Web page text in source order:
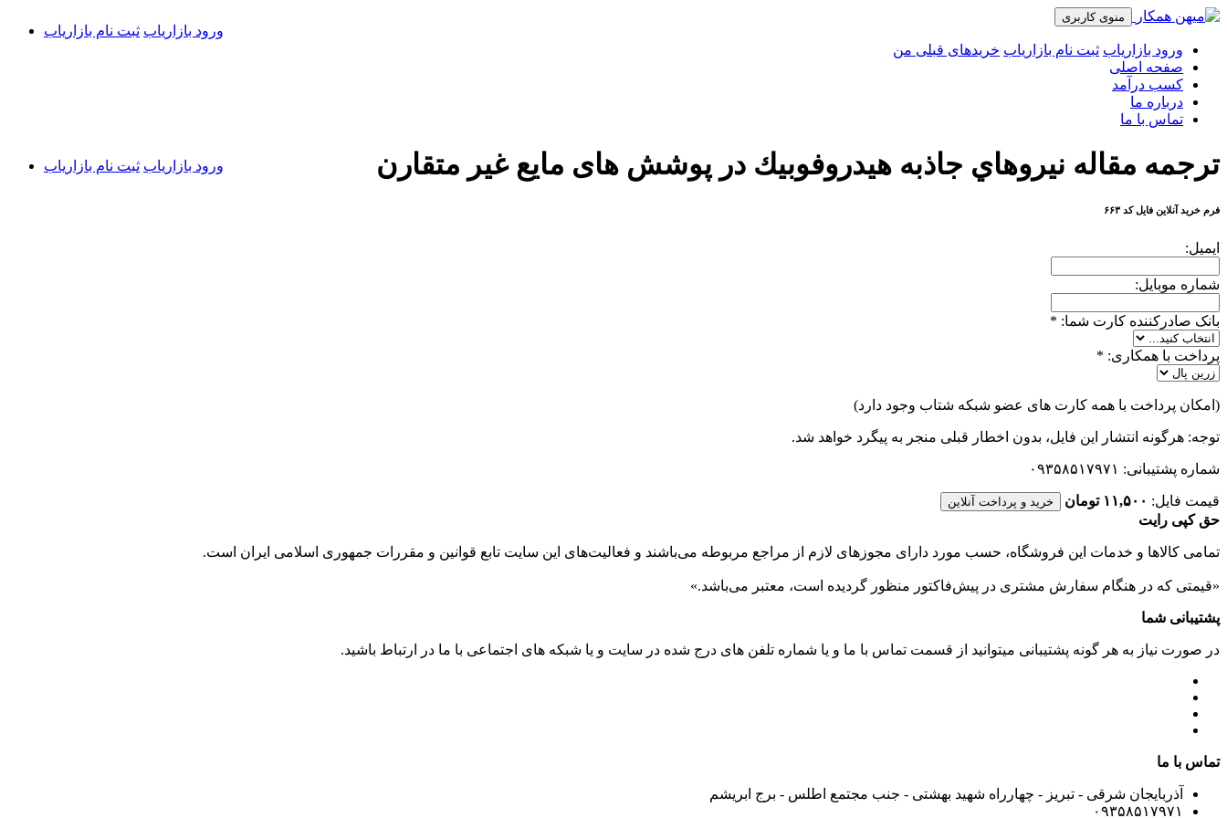
منوی کاربری
ورود بازاریاب ثبت نام بازاریاب
ورود بازاریاب ثبت نام بازاریاب خریدهای قبلی من
صفحه اصلی
کسب درآمد
درباره ما
تماس با ما
ورود بازاریاب ثبت نام بازاریاب ترجمه مقاله نيروهاي جاذبه هيدروفوبيك در پوشش های مايع غير متقارن
فرم خرید آنلاین فایل کد ۶۶۳
ایمیل:
شماره موبایل:
بانک صادرکننده کارت شما: *
پرداخت با همکاری: *
(امکان پرداخت با همه کارت های عضو شبکه شتاب وجود دارد)
توجه: هرگونه انتشار این فایل، بدون اخطار قبلی منجر به پیگرد خواهد شد.
شماره پشتیبانی: ۰۹۳۵۸۵۱۷۹۷۱
قیمت فایل: ۱۱,۵۰۰ تومان خرید و پرداخت آنلاین
حق کپی رایت
تمامی كالاها و خدمات اين فروشگاه، حسب مورد دارای مجوزهای لازم از مراجع مربوطه می‌باشند و فعاليت‌های اين سايت تابع قوانين و مقررات جمهوری اسلامی ايران است.
«قیمتی که در هنگام سفارش مشتری در پیش‌­فاکتور منظور گرديده است، معتبر می‌باشد.»
پشتیبانی شما
در صورت نیاز به هر گونه پشتیبانی میتوانید از قسمت تماس با ما و یا شماره تلفن های درج شده در سایت و یا شبکه های اجتماعی با ما در ارتباط باشید.
تماس با ما
آذربایجان شرقی - تبریز - چهارراه شهید بهشتی - جنب مجتمع اطلس - برج ابریشم
۰۹۳۵۸۵۱۷۹۷۱